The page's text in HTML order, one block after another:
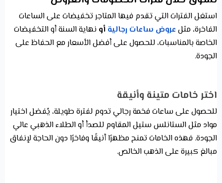
استغل الفترات التي تقدم فيها المتاجر تخفيضات على الساعات
الفاخرة، مثل عروض ساعات رجالية أو نهاية السنة أو التخفيضات
الخاصة بالمناسبات، للحصول على أفضل الأسعار مع الحفاظ على
الجودة.
اختر خامات متينة وأنيقة
للحصول على ساعات فخمة رجالي تدوم لفترة طويلة، يُفضل اختيار
مواد مثل الستانلس ستيل المقاوم للصدأ أو الطلاء الذهبي عالي
الجودة. فهذه الخامات تمنح مظهرًا أنيقًا وفاخرًا دون الحاجة لإنفاق
مبالغ كبيرة على الذهب الخالص.